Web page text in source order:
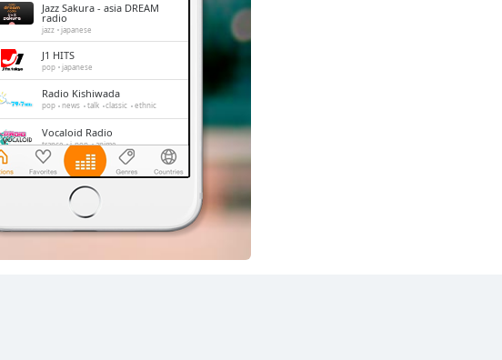
Jazz Sakura - asia DREAM
radio
jazz japanese
J1 HITS
pop japanese
Radio Kishiwada
pop news talk classic ethnic
Vocaloid Radio
trance j-pop anime
Shonan Beach FM
FM 845
japan